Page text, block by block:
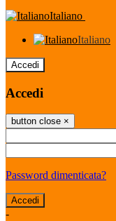
Italiano
Italiano
Accedi
Accedi
button close ×
Password dimenticata?
-